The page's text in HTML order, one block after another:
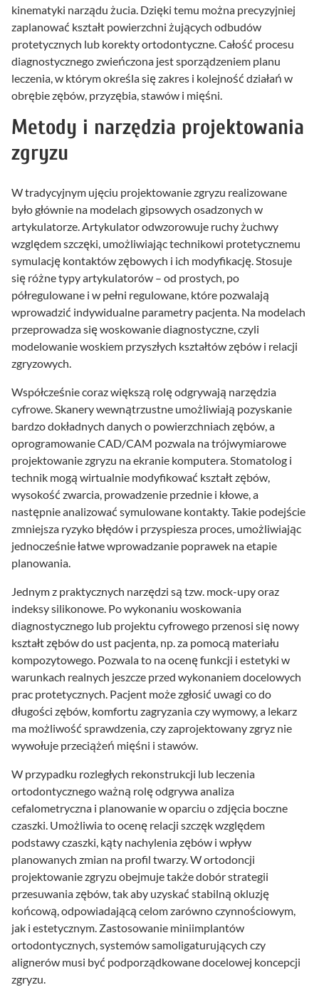
kinematyki narządu żucia. Dzięki temu można precyzyjniej
zaplanować kształt powierzchni żujących odbudów
protetycznych lub korekty ortodontyczne. Całość procesu
diagnostycznego zwieńczona jest sporządzeniem planu
leczenia, w którym określa się zakres i kolejność działań w
obrębie zębów, przyzębia, stawów i mięśni.
Metody i narzędzia projektowania
zgryzu
W tradycyjnym ujęciu projektowanie zgryzu realizowane
było głównie na modelach gipsowych osadzonych w
artykulatorze. Artykulator odwzorowuje ruchy żuchwy
względem szczęki, umożliwiając technikowi protetycznemu
symulację kontaktów zębowych i ich modyfikację. Stosuje
się różne typy artykulatorów – od prostych, po
półregulowane i w pełni regulowane, które pozwalają
wprowadzić indywidualne parametry pacjenta. Na modelach
przeprowadza się woskowanie diagnostyczne, czyli
modelowanie woskiem przyszłych kształtów zębów i relacji
zgryzowych.
Współcześnie coraz większą rolę odgrywają narzędzia
cyfrowe. Skanery wewnątrzustne umożliwiają pozyskanie
bardzo dokładnych danych o powierzchniach zębów, a
oprogramowanie CAD/CAM pozwala na trójwymiarowe
projektowanie zgryzu na ekranie komputera. Stomatolog i
technik mogą wirtualnie modyfikować kształt zębów,
wysokość zwarcia, prowadzenie przednie i kłowe, a
następnie analizować symulowane kontakty. Takie podejście
zmniejsza ryzyko błędów i przyspiesza proces, umożliwiając
jednocześnie łatwe wprowadzanie poprawek na etapie
planowania.
Jednym z praktycznych narzędzi są tzw. mock-upy oraz
indeksy silikonowe. Po wykonaniu woskowania
diagnostycznego lub projektu cyfrowego przenosi się nowy
kształt zębów do ust pacjenta, np. za pomocą materiału
kompozytowego. Pozwala to na ocenę funkcji i estetyki w
warunkach realnych jeszcze przed wykonaniem docelowych
prac protetycznych. Pacjent może zgłosić uwagi co do
długości zębów, komfortu zagryzania czy wymowy, a lekarz
ma możliwość sprawdzenia, czy zaprojektowany zgryz nie
wywołuje przeciążeń mięśni i stawów.
W przypadku rozległych rekonstrukcji lub leczenia
ortodontycznego ważną rolę odgrywa analiza
cefalometryczna i planowanie w oparciu o zdjęcia boczne
czaszki. Umożliwia to ocenę relacji szczęk względem
podstawy czaszki, kąty nachylenia zębów i wpływ
planowanych zmian na profil twarzy. W ortodoncji
projektowanie zgryzu obejmuje także dobór strategii
przesuwania zębów, tak aby uzyskać stabilną okluzję
końcową, odpowiadającą celom zarówno czynnościowym,
jak i estetycznym. Zastosowanie miniimplantów
ortodontycznych, systemów samoligaturujących czy
alignerów musi być podporządkowane docelowej koncepcji
zgryzu.